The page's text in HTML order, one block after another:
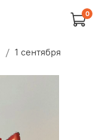
0
1 сентября